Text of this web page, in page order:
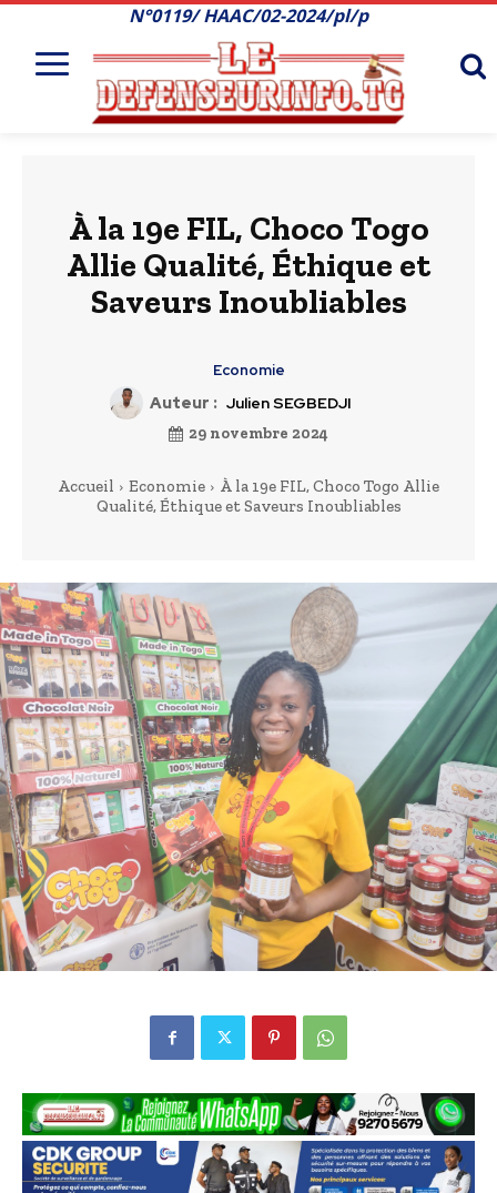
N°0119/ HAAC/02-2024/pl/p
À la 19e FIL, Choco Togo
Allie Qualité, Éthique et
Saveurs Inoubliables
Economie
Auteur : Julien SEGBEDJI
29 novembre 2024
Accueil Economie
À la 19e FIL, Choco Togo Allie
Qualité, Éthique et Saveurs Inoubliables